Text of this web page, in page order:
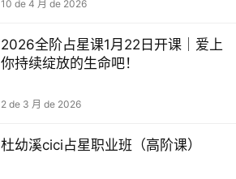
10 de 4 月 de 2026
2026全阶占星课1月22日开课｜爱上
你持续绽放的生命吧！
2 de 3 月 de 2026
杜幼溪cici占星职业班（高阶课）